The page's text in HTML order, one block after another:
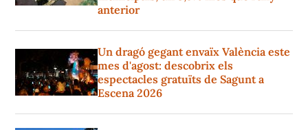
anterior
Un dragó gegant envaïx València este
mes d'agost: descobrix els
espectacles gratuïts de Sagunt a
Escena 2026